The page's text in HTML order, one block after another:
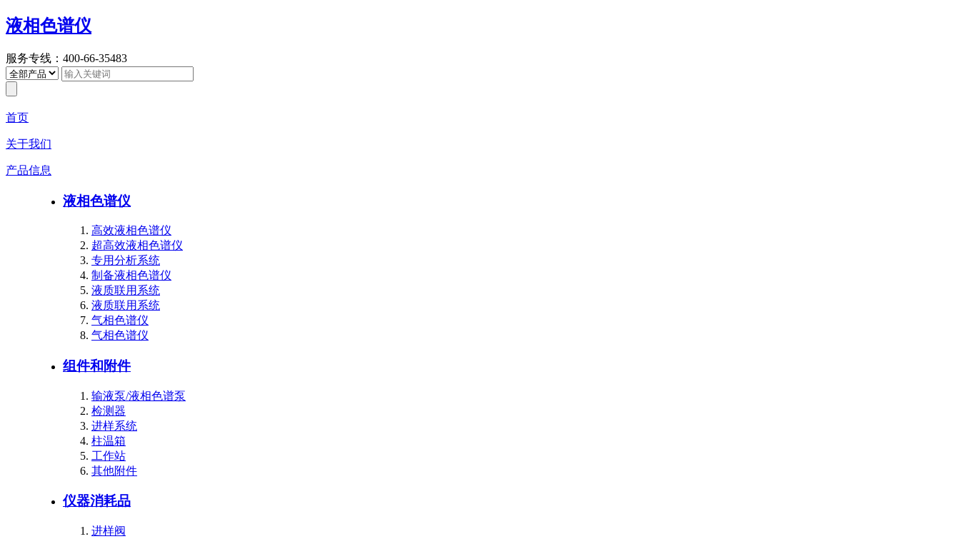
液相色谱仪
服务专线：400-66-35483
首页
关于我们
产品信息
液相色谱仪
高效液相色谱仪
超高效液相色谱仪
专用分析系统
制备液相色谱仪
液质联用系统
液质联用系统
气相色谱仪
气相色谱仪
组件和附件
输液泵/液相色谱泵
检测器
进样系统
柱温箱
工作站
其他附件
仪器消耗品
进样阀